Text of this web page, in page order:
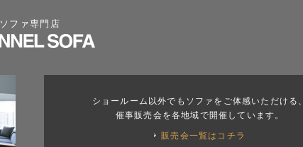
ソファ専門店
ショールーム以外でもソファをご体感いただける、
催事販売会を各地域で開催しています。
販売会一覧はコチラ